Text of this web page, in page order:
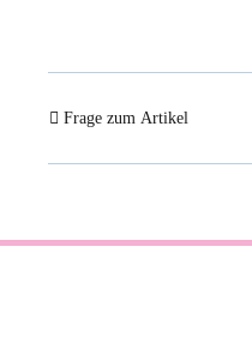
Frage zum Artikel